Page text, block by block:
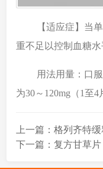
【适应症】当
重不足以控制血糖水
用法用量：口
为30～120mg（1至
上一篇：格列齐特缓
下一篇：复方甘草片